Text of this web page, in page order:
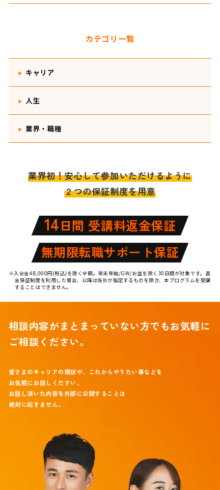
カテゴリ一覧
キャリア
人生
業界・職種
業界初！安心して参加いただけるように
２つの保証制度を用意
14日間 受講料返金保証
無期限転職サポート保証
※入会金48,000円(税込)を除く全額。年末年始/GW/お盆を除く30日間が対象です。返
金保証制度を利用した場合、以降は当社が指定するものを除き、本プログラムを受講
することはできません。
相談内容がまとまっていない方でもお気軽に
ご相談ください。
皆さまのキャリアの現状や、これからやりたい事などを
お気軽にお話しください。
お話し頂いた内容を外部に公開することは
絶対に起きません。